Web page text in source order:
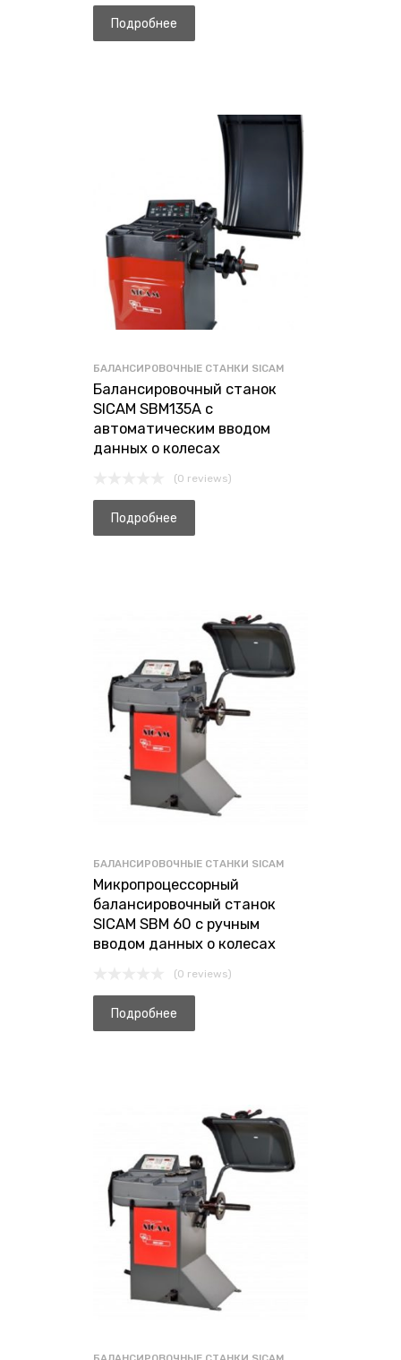
Подробнее
БАЛАНСИРОВОЧНЫЕ СТАНКИ SICAM
Балансировочный станок
SICAM SBM135A с
автоматическим вводом
данных о колесах
(0 reviews)
Подробнее
БАЛАНСИРОВОЧНЫЕ СТАНКИ SICAM
Микропроцессорный
балансировочный станок
SICAM SBM 60 с ручным
вводом данных о колесах
(0 reviews)
Подробнее